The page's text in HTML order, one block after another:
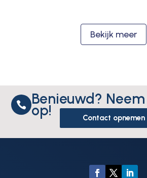
Bekijk meer
 Benieuwd?
op! Contact opnemen